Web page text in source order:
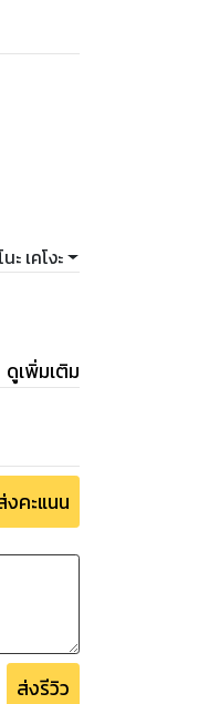
มาข้อง
ดไว้
รมก็ปะ
ะ เคโงะ
ดูเพิ่มเติม
งคะแนน
ส่งรีวิว